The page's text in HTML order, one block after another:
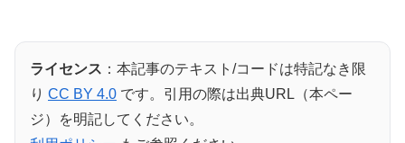
ライセンス ：本記事のテキスト/コードは特記なき限
り CC BY 4.0 です。引用の際は出典URL（本ペー
ジ）を明記してください。